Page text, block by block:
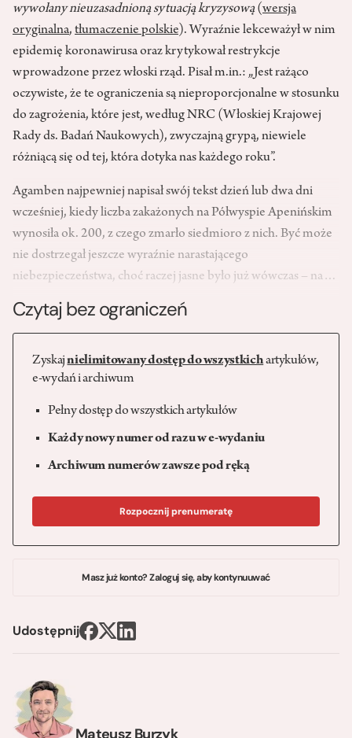
Mateusz Burzyk
wywołany nieuzasadnioną sytuacją kryzysową(wersja
oryginalna, tłumaczenie polskie). Wyraźnie lekceważył w nim
epidemię koronawirusa oraz krytykował restrykcje
wprowadzone przez włoski rząd. Pisał m.in.: „Jest rażąco
oczywiste, że te ograniczenia są nieproporcjonalne w stosunku
do zagrożenia, które jest, według NRC (Włoskiej Krajowej
Rady ds. Badań Naukowych), zwyczajną grypą, niewiele
różniącą się od tej, która dotyka nas każdego roku”.
Agamben najpewniej napisał swój tekst dzień lub dwa dni
wcześniej, kiedy liczba zakażonych na Półwyspie Apenińskim
wynosiła ok. 200, z czego zmarło siedmioro z nich. Być może
nie dostrzegał jeszcze wyraźnie narastającego
niebezpieczeństwa, choć raczej jasne było już wówczas – na…
Czytaj bez ograniczeń
Zyskajnielimitowany dostęp do wszystkichartykułów,
e-wydań i archiwum
Pełny dostęp do wszystkich artykułów
Każdy nowy numer od razu w e-wydaniu
Archiwum numerów zawsze pod ręką
Rozpocznij prenumeratę
Masz już konto? Zaloguj się, aby kontynuuwać
Udostępnij